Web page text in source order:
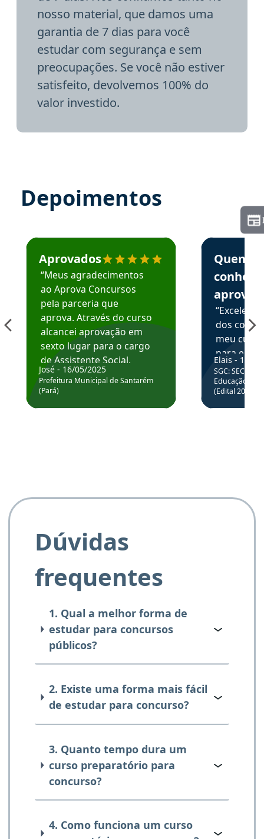
nosso material, que damos uma
garantia de 7 dias para você
estudar com segurança e sem
preocupações. Se você não estiver
satisfeito, devolvemos 100% do
valor investido.
Depoimentos
Estudante José recomenda o Aprova Concursos em
Aprovados
“Meus agradecimentos
ao Aprova Concursos
pela parceria que
aprova. Através do curso
alcancei aprovação em
sexto lugar para o cargo
de Assistente Social.
Hoje estou atuando na
Prefeitura de Santarém.
José - 16/05/2025
Prefeitura Municipal de Santarém
(Pará)
Estudante
Quem
aprova
dos
meu
para
colocar
através
de
Elais - 15/
SGC: SEC BA
Educação
(Edital
Dúvidas
frequentes
1. Qual a melhor forma de
estudar para concursos
públicos?
2. Existe uma forma mais fácil
de estudar para concurso?
3. Quanto tempo dura um
curso preparatório para
concurso?
4. Como funciona um curso